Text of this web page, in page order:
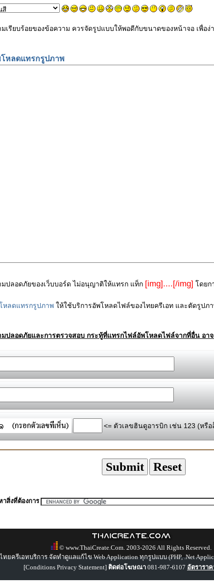
มเรียบร้อยของข้อความ ควรจัดรูปแบบให้พอดีกับขนาดของหน้าจอ เพื่อ
หลดแทรกรูปภาพ
มปลอดภัยของเว็บบอร์ด ไม่อนุญาติให้แทรก แท็ก [img]....[/img] โดยก
หลดแทรกรูปภาพ ให้ใช้บริการอัพโหลดไฟล์ของไทยครีเอท และตัดรูปภ
มปลอดภัยและการตรวจสอบ กระทู้ที่แทรกไฟล์อัพโหลดไฟล์จากที่อื่น อา
<= ตัวเลขฮินดูอารบิก เช่น 123 (หรื
าสิ่งที่ต้องการ
© www.ThaiCreate.Com. 2003-2026 All Rights Reserved.
ไทยครีเอทบริการ จัดทำดูแลแก้ไข Web Application ทุกรูปแบบ (PHP, .Net
[Conditions Privacy Statement] ติดต่อโฆษณา 081-987-6107 อัตราราค